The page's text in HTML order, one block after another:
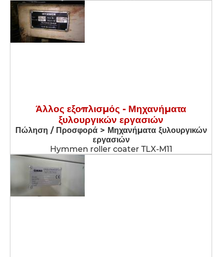
Άλλος εξοπλισμός - Μηχανήματα
ξυλουργικών εργασιών
Πώληση / Προσφορά > Μηχανήματα ξυλουργικών
εργασιών
Hymmen roller coater TLX-M11